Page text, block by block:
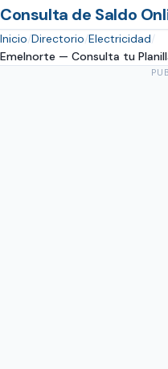
Consulta de Saldo
Inicio Directorio Electricidad
Emelnorte — Consulta tu